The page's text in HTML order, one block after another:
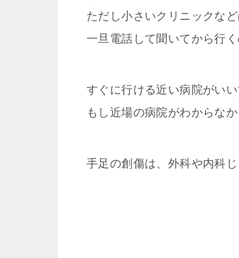
ただし小さいクリニックな
一旦電話して聞いてから行く
すぐに行ける近い病院がいい
もし近場の病院がわからな
手足の創傷は、外科や内科じ